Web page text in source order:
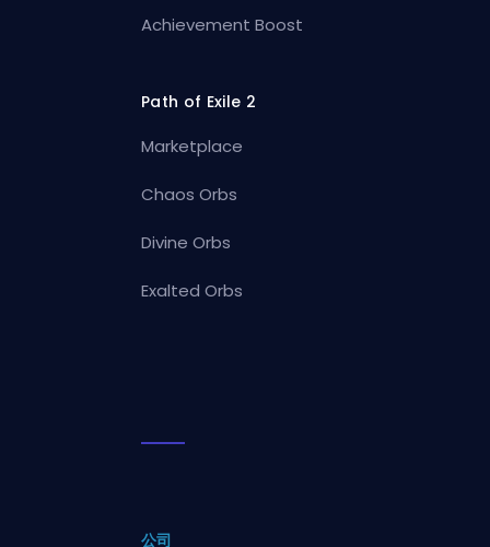
Achievement Boost
Path of Exile 2
Marketplace
Chaos Orbs
Divine Orbs
Exalted Orbs
公司